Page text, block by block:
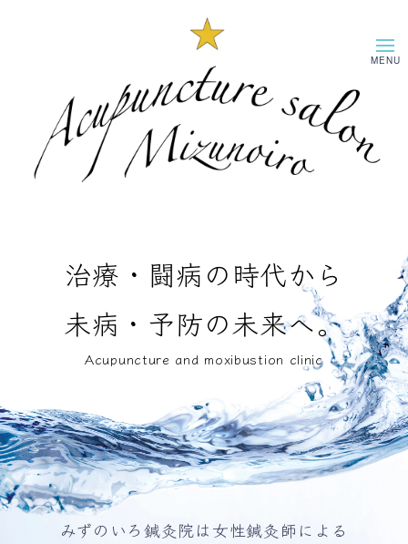
治療・闘病の時代から
未病・予防の未来へ。
Acupuncture and moxibustion clinic
みずのいろ鍼灸院は女性鍼灸師による